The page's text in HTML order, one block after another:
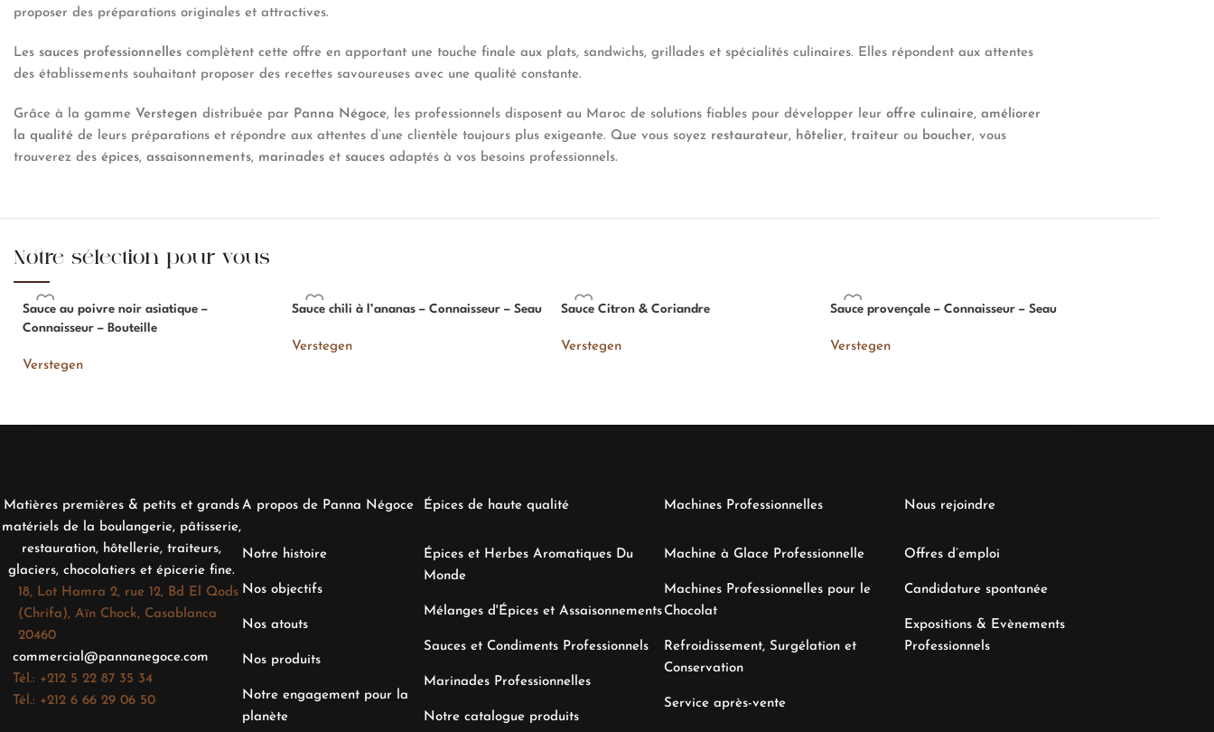
proposer des préparations originales et attractives.
Les sauces professionnelles complètent cette offre en apportant une touche finale aux plats, sandwichs, grillades et spécialités culinaires. Elles répondent aux attentes
des établissements souhaitant proposer des recettes savoureuses avec une qualité constante.
Grâce à la gamme Verstegen distribuée par Panna Négoce, les professionnels disposent au Maroc de solutions fiables pour développer leur offre culinaire, améliorer
la qualité de leurs préparations et répondre aux attentes d’une clientèle toujours plus exigeante. Que vous soyez restaurateur, hôtelier, traiteur ou boucher, vous
trouverez des épices, assaisonnements, marinades et sauces adaptés à vos besoins professionnels.
Notre sélection pour vous
Sauce au poivre noir asiatique –
Connaisseur – Bouteille
Verstegen
Sauce chili à l’ananas – Connaisseur – Seau
Verstegen
Sauce Citron & Coriandre
Verstegen
Sauce provençale – Connaisseur – Seau
Verstegen
Matières premières & petits et grands
matériels de la boulangerie, pâtisserie,
restauration, hôtellerie, traiteurs,
glaciers, chocolatiers et épicerie fine.
18, Lot Hamra 2, rue 12, Bd El Qods
(Chrifa), Aïn Chock, Casablanca
20460
commercial@pannanegoce.com
Tél.: +212 5 22 87 35 34
Tél.: +212 6 66 29 06 50
A propos de Panna Négoce
Notre histoire
Nos objectifs
Nos atouts
Nos produits
Notre engagement pour la
planète
Épices de haute qualité
Épices et Herbes Aromatiques Du
Monde
Mélanges d'Épices et Assaisonnements
Sauces et Condiments Professionnels
Marinades Professionnelles
Notre catalogue produits
Machines Professionnelles
Machine à Glace Professionnelle
Machines Professionnelles pour le
Chocolat
Refroidissement, Surgélation et
Conservation
Service après-vente
Nous rejoindre
Offres d’emploi
Candidature spontanée
Expositions & Evènements
Professionnels